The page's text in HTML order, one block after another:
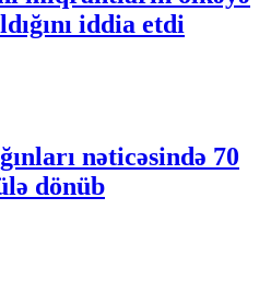
iddia etdi
nəticəsində 70
dönüb